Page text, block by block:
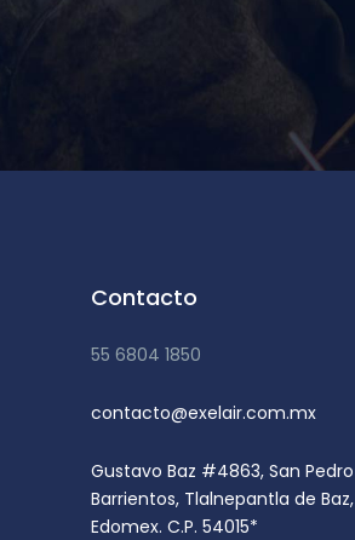
Contacto
55 6804 1850
contacto@exelair.com.mx
Gustavo Baz #4863, San Pedro
Barrientos, Tlalnepantla de Baz,
Edomex. C.P. 54015*